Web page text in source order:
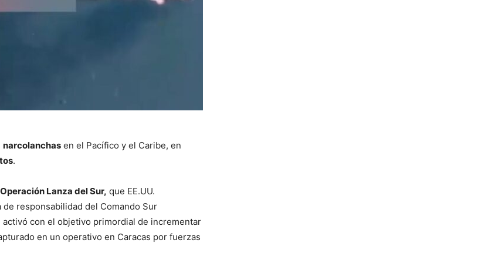
narcolanchas en el Pacífico y el Caribe, en
.
Operación Lanza del Sur, que EE.UU.
responsabilidad del Comando Sur
con el objetivo primordial de incrementar
en un operativo en Caracas por fuerzas